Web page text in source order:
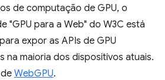
de computação de GPU, o
"GPU para a Web" do W3C está
expor as APIs de GPU
na maioria dos dispositivos atuais.
WebGPU.